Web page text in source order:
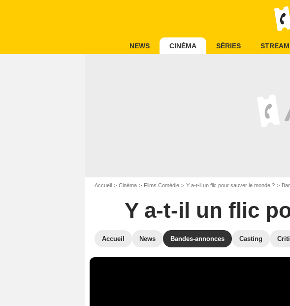
NEWS CINÉMA SÉRIES
Accueil Cinéma Films Comédie Y a-t-il un flic pour sauver le monde ?
Y a-t-il un flic
Accueil News Bandes-annonces Casting